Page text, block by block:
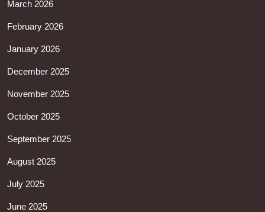
March 2026
February 2026
January 2026
December 2025
November 2025
October 2025
September 2025
August 2025
July 2025
June 2025